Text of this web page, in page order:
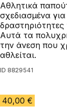
Αθλητικά
σχεδιασμένα
δραστηριότητες
Αυτά τα
την άνεση που
αθλείται.
ID 8829541
40,00 €